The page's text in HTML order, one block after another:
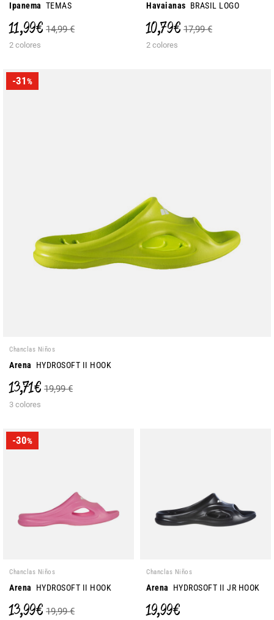
Ipanema TEMAS
11,99 € 14,99 €
2 colores
Havaianas BRASIL LOGO
10,79 € 17,99 €
2 colores
-31%
Chanclas Niños
Arena HYDROSOFT II HOOK
13,71 € 19,99 €
3 colores
-30%
Chanclas Niños
Arena HYDROSOFT II HOOK
13,99 € 19,99 €
Chanclas Niños
Arena HYDROSOFT II JR HOOK
19,99 €